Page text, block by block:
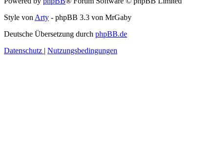
Style von Arty - phpBB 3.3 von MrGaby
Deutsche Übersetzung durch phpBB.de
Datenschutz | Nutzungsbedingungen